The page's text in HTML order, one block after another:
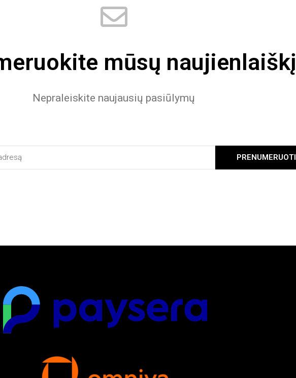
mūsų naujienlaiškį
Nepraleiskite naujausių pasiūlymų
PRENUMERUOTI